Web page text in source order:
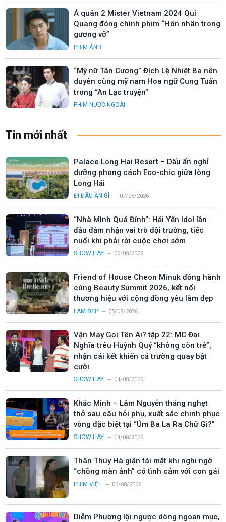
Á quân 2 Mister Vietnam 2024 Quí
Quang đóng chính phim “Hôn nhân trong
gương vỡ”
PHIM ẢNH
“Mỹ nữ Tân Cương” Địch Lệ Nhiệt Ba nên
duyên cùng mỹ nam Hoa ngữ Cung Tuấn
trong “An Lạc truyện”
PHIM NƯỚC NGOÀI
Tin mới nhất
Palace Long Hai Resort – Dấu ấn nghỉ
dưỡng phong cách Eco-chic giữa lòng
Long Hải
ĐI ĐÂU ĂN GÌ 07/08/2026
“Nhà Mình Quá Đỉnh”: Hải Yến Idol lần
đầu đảm nhận vai trò đội trưởng, tiếc
nuối khi phải rời cuộc chơi sớm
SHOW HAY 06/08/2026
Friend of House Cheon Minuk đồng hành
cùng Beauty Summit 2026, kết nối
thương hiệu với cộng đồng yêu làm đẹp
LÀM ĐẸP 05/08/2026
Vận May Gọi Tên Ai? tập 22: MC Đại
Nghĩa trêu Huỳnh Quý “không còn trẻ”,
nhận cái kết khiến cả trường quay bật
cười
SHOW HAY 04/08/2026
Khắc Minh – Lâm Nguyễn thắng nghẹt
thở sau câu hỏi phụ, xuất sắc chinh phục
vòng đặc biệt tại “Úm Ba La Ra Chữ Gì?”
SHOW HAY 04/08/2026
Thân Thúy Hà giận tái mặt khi nghi ngờ
“chồng màn ảnh” có tình cảm với con gái
PHIM VIỆT 03/08/2026
Diễm Phương lội ngược dòng ngoạn mục,